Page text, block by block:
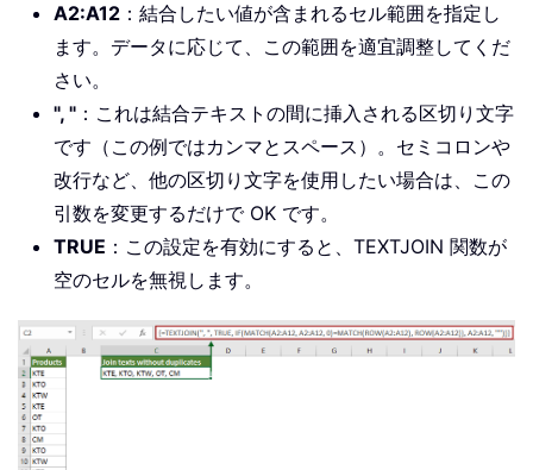
A2:A12 ：結合したい値が含まれるセル範囲を指定し
ます。データに応じて、この範囲を適宜調整してくだ
さい。
", " ：これは結合テキストの間に挿入される区切り文字
です（この例ではカンマとスペース）。セミコロンや
改行など、他の区切り文字を使用したい場合は、この
引数を変更するだけで OK です。
TRUE ：この設定を有効にすると、TEXTJOIN 関数が
空のセルを無視します。